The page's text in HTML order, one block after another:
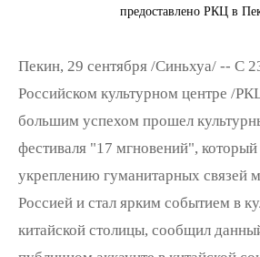
предоставлено РКЦ в
Пекин, 29 сентября /Синьхуа/ -- С
Российском культурном центре /
большим успехом прошел
фестиваля "17 мгновений",
укреплению гуманитарных связей
Россией и стал ярким событием в
китайской столицы, сообщил